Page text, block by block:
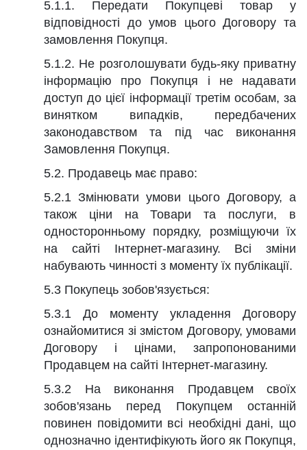
5.1.1. Передати Покупцеві товар у
відповідності до умов цього Договору та
замовлення Покупця.
5.1.2. Не розголошувати будь-яку приватну
інформацію про Покупця і не надавати
доступ до цієї інформації третім особам, за
винятком випадків, передбачених
законодавством та під час виконання
Замовлення Покупця.
5.2. Продавець має право:
5.2.1 Змінювати умови цього Договору, а
також ціни на Товари та послуги, в
односторонньому порядку, розміщуючи їх
на сайті Інтернет-магазину. Всі зміни
набувають чинності з моменту їх публікації.
5.3 Покупець зобов'язується:
5.3.1 До моменту укладення Договору
ознайомитися зі змістом Договору, умовами
Договору і цінами, запропонованими
Продавцем на сайті Інтернет-магазину.
5.3.2 На виконання Продавцем своїх
зобов'язань перед Покупцем останній
повинен повідомити всі необхідні дані, що
однозначно ідентифікують його як Покупця,